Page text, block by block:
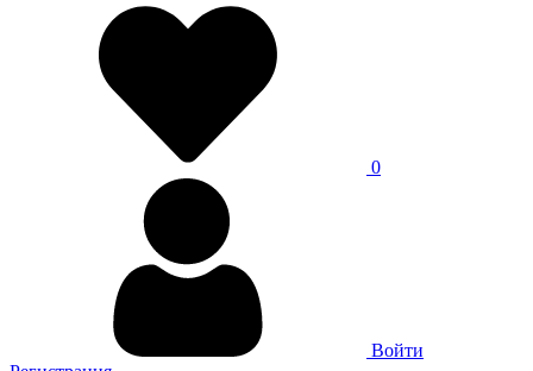
0
Войти